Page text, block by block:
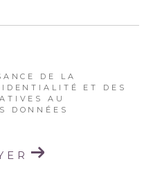
DE LA
ET DES
AU
DONNÉES